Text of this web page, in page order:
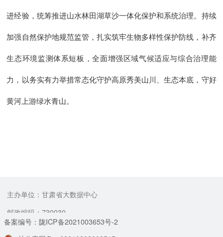
进经验，统筹推进山水林田湖草沙一体化保护和系统治理。持续
加强自然保护地规范监管，扎实筑牢生物多样性保护防线，补齐
生态环境监测体系短板，全面增强区域气候适应与综合治理能
力，以务实有力举措常态化守护高原秀美山川、生态本底，守好
黄河上游绿水青山。
主办单位：甘肃省大数据中心
邮政编码：730030
备案编号：陇ICP备2021003653号-2